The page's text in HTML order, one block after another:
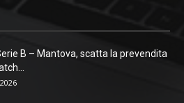
B – Mantova, scatta la prevendita